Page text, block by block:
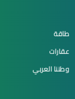
طاقة
عقارات
وطننا العربي